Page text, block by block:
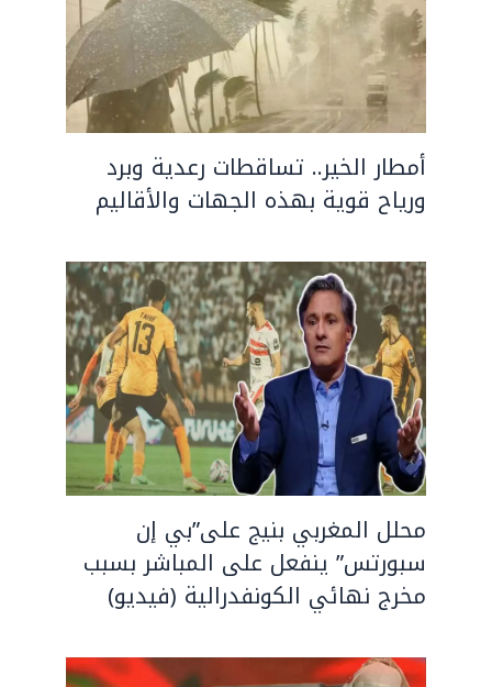
أمطار الخير.. تساقطات رعدية وبرد
ورياح قوية بهذه الجهات والأقاليم
محلل المغربي بنيج على”بي إن
سبورتس” ينفعل على المباشر بسبب
مخرج نهائي الكونفدرالية (فيديو)